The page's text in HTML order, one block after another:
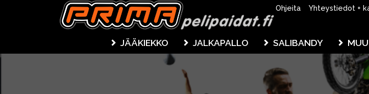
Ohjeita Yhteystiedot +
JÄÄKIEKKO JALKAPALLO SALIBANDY